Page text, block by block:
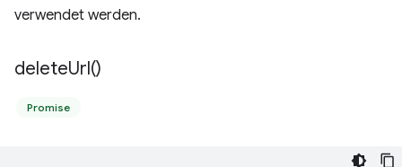
verwendet werden.
deleteUrl()
Promise